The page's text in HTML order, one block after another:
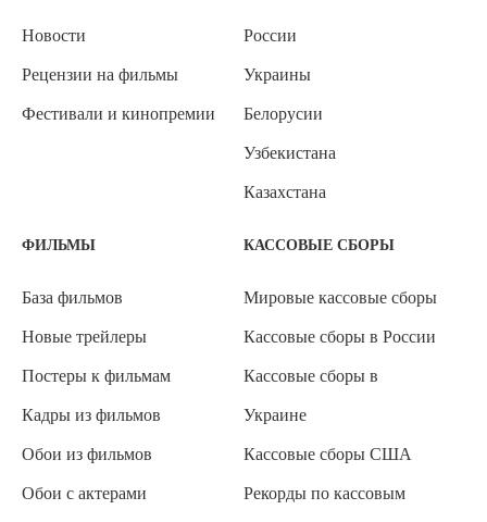
Новости
Рецензии на фильмы
Фестивали и кинопремии
России
Украины
Белорусии
Узбекистана
Казахстана
ФИЛЬМЫ
База фильмов
Новые трейлеры
Постеры к фильмам
Кадры из фильмов
Обои из фильмов
Обои с актерами
КАССОВЫЕ СБОРЫ
Мировые кассовые сборы
Кассовые сборы в России
Кассовые сборы в
Украине
Кассовые сборы США
Рекорды по кассовым